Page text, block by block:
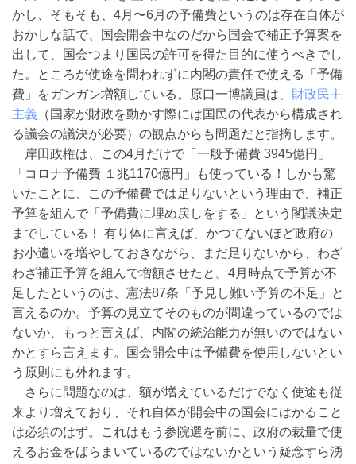
かし、そもそも、4月〜6月の予備費というのは存在自体が
おかしな話で、国会開会中なのだから国会で補正予算案を
出して、国会つまり国民の許可を得た目的に使うべきでし
た。ところが使途を問われずに内閣の責任で使える「予備
費」をガンガン増額している。原口一博議員は、 財政民主
主義 （国家が財政を動かす際には国民の代表から構成され
る議会の議決が必要）の観点からも問題だと指摘します。
岸田政権は、この4月だけで「一般予備費 3945億円」
「コロナ予備費 １兆1170億円」も使っている！しかも驚
いたことに、この予備費では足りないという理由で、補正
予算を組んで「予備費に埋め戻しをする」という閣議決定
までしている！ 有り体に言えば、かつてないほど政府の
お小遣いを増やしておきながら、まだ足りないから、わざ
わざ補正予算を組んで増額させたと。4月時点で予算が不
足したというのは、憲法87条「予見し難い予算の不足」と
言えるのか。予算の見立てそのものが間違っているのでは
ないか、もっと言えば、内閣の統治能力が無いのではない
かとすら言えます。国会開会中は予備費を使用しないとい
う原則にも外れます。
さらに問題なのは、額が増えているだけでなく使途も従
来より増えており、それ自体が開会中の国会にはかること
は必須のはず。これはもう参院選を前に、政府の裁量で使
えるお金をばらまいているのではないかという疑念すら湧